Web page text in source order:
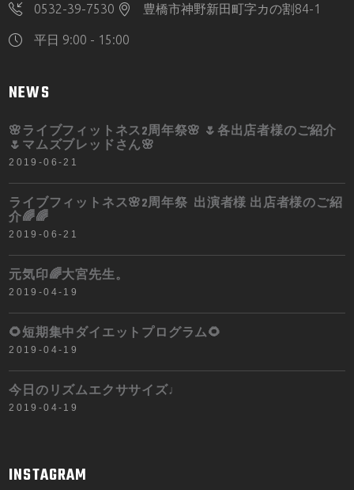
0532-39-7530 豊橋市神野新田町字カの割84-1
平日 9:00 - 15:00
NEWS
🌸ライブフィットネス2周年祭🌸 🌷各出店者様のご紹介
🌷マムズブレッドさん🌸
2019-06-21
ライブフィットネス🌸2周年祭 出演者様 出店者様のご紹
介🌈🌈
2019-06-21
元気印🌈大宮先生。
2019-04-19
🌻短期集中ダイエットプログラム🌻
2019-04-19
今日のリズムエクササイズ♩
2019-04-19
INSTAGRAM